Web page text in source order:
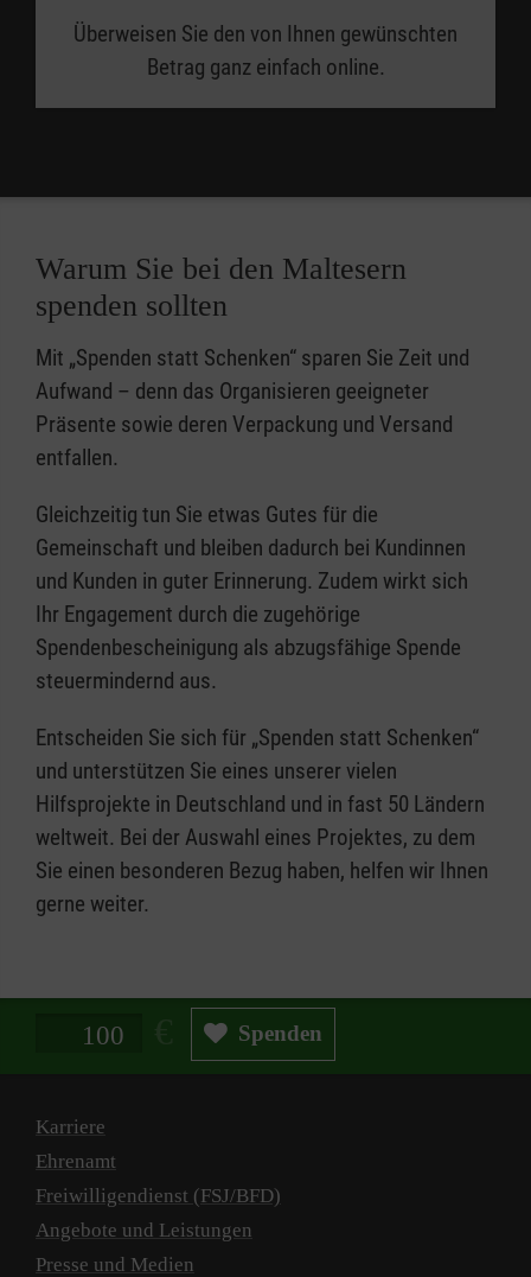
Überweisen Sie den von Ihnen gewünschten
Betrag ganz einfach online.
Warum Sie bei den Maltesern
spenden sollten
Mit „Spenden statt Schenken“ sparen Sie Zeit und
Aufwand – denn das Organisieren geeigneter
Präsente sowie deren Verpackung und Versand
entfallen.
Gleichzeitig tun Sie etwas Gutes für die
Gemeinschaft und bleiben dadurch bei Kundinnen
und Kunden in guter Erinnerung. Zudem wirkt sich
Ihr Engagement durch die zugehörige
Spendenbescheinigung als abzugsfähige Spende
steuermindernd aus.
Entscheiden Sie sich für „Spenden statt Schenken“
und unterstützen Sie eines unserer vielen
Hilfsprojekte in Deutschland und in fast 50 Ländern
weltweit. Bei der Auswahl eines Projektes, zu dem
Sie einen besonderen Bezug haben, helfen wir Ihnen
gerne weiter.
Spendenbetrag in Euro Spenden
Karriere
Ehrenamt
Freiwilligendienst (FSJ/BFD)
Angebote und Leistungen
Presse und Medien